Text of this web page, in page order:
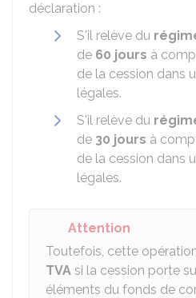
déclaration :
S'il relève du
de 60 jours à
de la cession dans
légales.
S'il relève du
de 30 jours à
de la cession dans
légales.
Attention
Toutefois, cette
TVA si la cession porte
éléments du fonds de